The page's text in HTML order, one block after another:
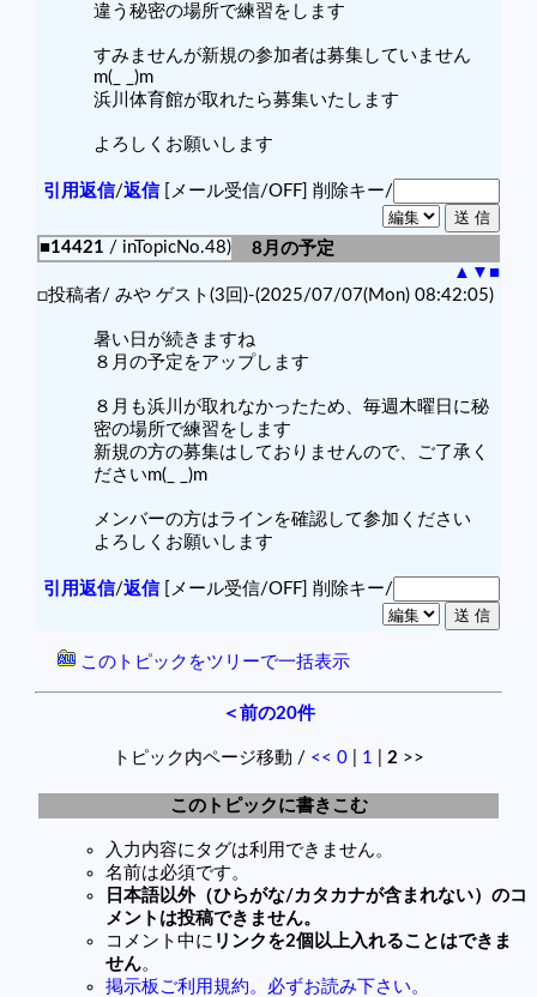
違う秘密の場所で練習をします
すみませんが新規の参加者は募集していません
m(_ _)m
浜川体育館が取れたら募集いたします
よろしくお願いします
引用返信/返信[メール受信/OFF] 削除キー/
■14421 / inTopicNo.48)
8月の予定
▲ ▼ ■
□投稿者/ みや ゲスト(3回)-(2025/07/07(Mon) 08:42:05)
暑い日が続きますね
８月の予定をアップします
８月も浜川が取れなかったため、毎週木曜日に秘
密の場所で練習をします
新規の方の募集はしておりませんので、ご了承く
ださいm(_ _)m
メンバーの方はラインを確認して参加ください
よろしくお願いします
引用返信/返信[メール受信/OFF] 削除キー/
このトピックをツリーで一括表示
＜前の20件
トピック内ページ移動 / << 0 1 2 >>
このトピックに書きこむ
入力内容にタグは利用できません。
名前は必須です。
日本語以外（ひらがな/カタカナが含まれない）のコ
メントは投稿できません。
コメント中に リンクを2個以上入れることはできま
せん。
掲示板ご利用規約。必ずお読み下さい。